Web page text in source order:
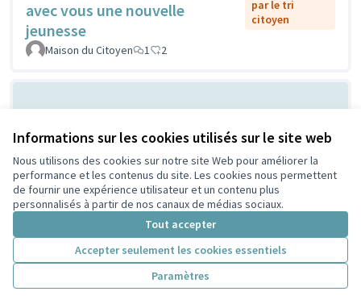
Informations sur les cookies utilisés sur le site web
Nous utilisons des cookies sur notre site Web pour améliorer la
performance et les contenus du site. Les cookies nous permettent
de fournir une expérience utilisateur et un contenu plus
personnalisés à partir de nos canaux de médias sociaux.
Tout accepter
Accepter seulement les cookies essentiels
Paramètres
avec vous une nouvelle
jeunesse
par le tri
citoyen
Maison du Citoyen 1 2
Vilain grand cône de béton ou
atelier de création et
d'expression ...?
par le tri
citoyen
Sylvie Orkisz 2 3